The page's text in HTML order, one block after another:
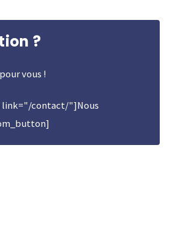
?
vous !
contact/"]Nous